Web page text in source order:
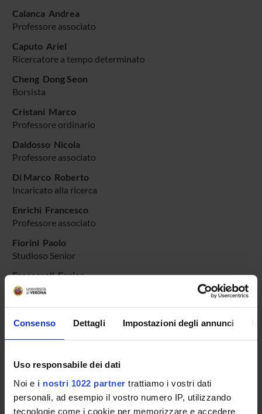
Consenso Dettagli Impostazioni degli annunci
Uso responsabile dei dati
Noi e i nostri 1022 partner trattiamo i vostri dati
personali, ad esempio il vostro numero IP, utilizzando
tecnologie come i cookie per memorizzare e accedere
Calanca Andrea
Professore associato
Caputo Ariel
Ricercatore a tempo determinato
Cheng Dong Seon
Borsista
Cristani Marco
Professore ordinario
Daldosso Nicola
Professore associato
Di Marco Roberto
Incaricato alla ricerca
Enrichi Francesco
Professore associato
Fiorini Paolo
Studioso Senior
Fraccaroli Enrico
Assegnista
Fummi Franco
Professore ordinario
Lora Michele
Ricercatore a tempo determinato
Maris Bogdan Mihai